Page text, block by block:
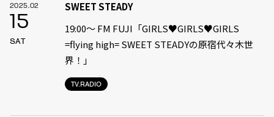
2025.02
15
SAT
TV.RADIO
SWEET STEADY
19:00〜 FM FUJI「GIRLS♥GIRLS♥GIRLS
=flying high= SWEET STEADYの原宿代々木世
界！」